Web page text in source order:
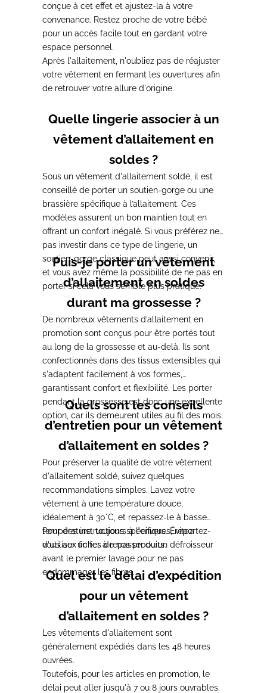
conçue à cet effet et ajustez-la à votre
convenance. Restez proche de votre bébé
pour un accès facile tout en gardant votre
espace personnel.
Après l'allaitement, n'oubliez pas de réajuster
votre vêtement en fermant les ouvertures afin
de retrouver votre allure d'origine.
Quelle lingerie associer à un
vêtement d’allaitement en
soldes ?
Sous un vêtement d'allaitement soldé, il est
conseillé de porter un soutien-gorge ou une
brassière spécifique à l’allaitement. Ces
modèles assurent un bon maintien tout en
offrant un confort inégalé. Si vous préférez ne
pas investir dans ce type de lingerie, un
soutien-gorge classique peut aussi convenir,
et vous avez même la possibilité de ne pas en
porter si cela vous semble plus pratique.
Puis-je porter un vêtement
d’allaitement en soldes
durant ma grossesse ?
De nombreux vêtements d’allaitement en
promotion sont conçus pour être portés tout
au long de la grossesse et au-delà. Ils sont
confectionnés dans des tissus extensibles qui
s'adaptent facilement à vos formes,
garantissant confort et flexibilité. Les porter
pendant la grossesse est donc une excellente
option, car ils demeurent utiles au fil des mois.
Quels sont les conseils
d’entretien pour un vêtement
d’allaitement en soldes ?
Pour préserver la qualité de votre vêtement
d'allaitement soldé, suivez quelques
recommandations simples. Lavez votre
vêtement à une température douce,
idéalement à 30°C , et repassez-le à basse
température, toujours à l'envers.Évitez
d'utiliser un fer à repasser ou un défroisseur
avant le premier lavage pour ne pas
endommager les fibres.
Pour des instructions spécifiques,reportez-
vous aux fiches de nos produits.
Quel est le délai d’expédition
pour un vêtement
d’allaitement en soldes ?
Les vêtements d'allaitement sont
généralement expédiés dans les 48 heures
ouvrées.
Toutefois, pour les articles en promotion, le
délai peut aller jusqu'à 7 ou 8 jours ouvrables.